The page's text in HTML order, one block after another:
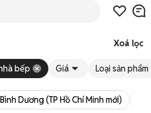
Xoá lọc
bếp Giá Loại sản phẩm
Bình Dương (TP Hồ Chí Minh mới)